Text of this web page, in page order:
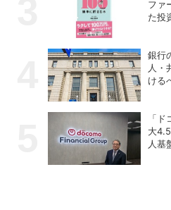
ファ
た投
銀行
人・
ける
「
大
人基